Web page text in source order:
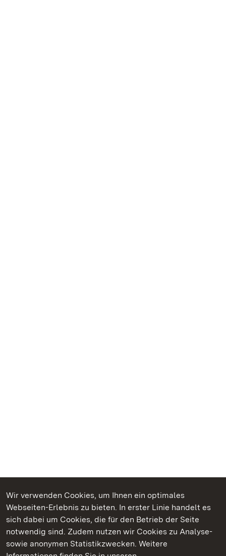
Wir verwenden Cookies, um Ihnen ein optimales
Webseiten-Erlebnis zu bieten. In erster Linie handelt es
sich dabei um Cookies, die für den Betrieb der Seite
notwendig sind. Zudem nutzen wir Cookies zu Analyse-
sowie anonymen Statistikzwecken. Weitere
Kommen. Staunen. Genießen.